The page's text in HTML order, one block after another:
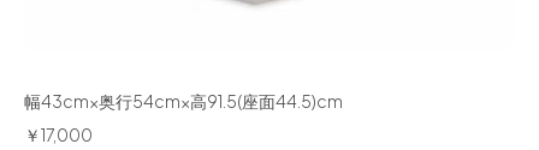
幅43cm×奥行54cm×高91.5(座面44.5)cm
￥17,000